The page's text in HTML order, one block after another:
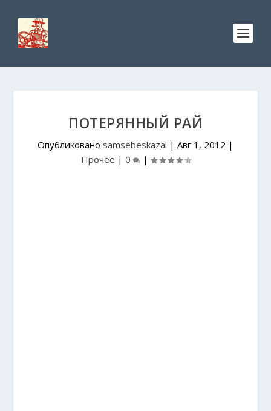
ПОТЕРЯННЫЙ РАЙ
Опубликовано samsebeskazal | Авг 1, 2012 |
Прочее | 0 |